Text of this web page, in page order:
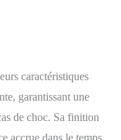
et sûrs : les
à partir de
; même
miroir est
il ne se
caractéristiques
garantissant une
de choc. Sa finition
accrue dans le temps,